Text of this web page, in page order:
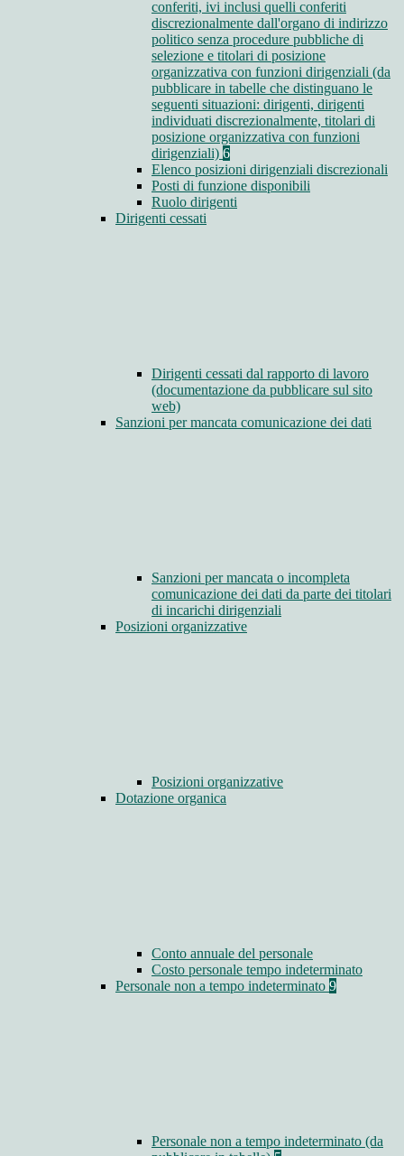
conferiti, ivi inclusi quelli conferiti
discrezionalmente dall'organo di indirizzo
politico senza procedure pubbliche di
selezione e titolari di posizione
organizzativa con funzioni dirigenziali (da
pubblicare in tabelle che distinguano le
seguenti situazioni: dirigenti, dirigenti
individuati discrezionalmente, titolari di
posizione organizzativa con funzioni
dirigenziali) 6
Elenco posizioni dirigenziali discrezionali
Posti di funzione disponibili
Ruolo dirigenti
Dirigenti cessati
Dirigenti cessati dal rapporto di lavoro
(documentazione da pubblicare sul sito
web)
Sanzioni per mancata comunicazione dei dati
Sanzioni per mancata o incompleta
comunicazione dei dati da parte dei titolari
di incarichi dirigenziali
Posizioni organizzative
Posizioni organizzative
Dotazione organica
Conto annuale del personale
Costo personale tempo indeterminato
Personale non a tempo indeterminato 9
Personale non a tempo indeterminato (da